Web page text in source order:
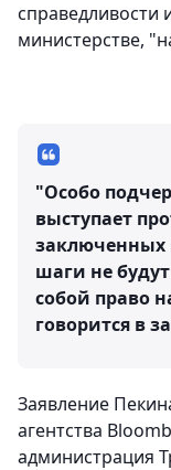
справедливости
министерстве,
"Особо
выступает
заключенных
шаги не
собой право
говорится в
Заявление
агентства
администрация